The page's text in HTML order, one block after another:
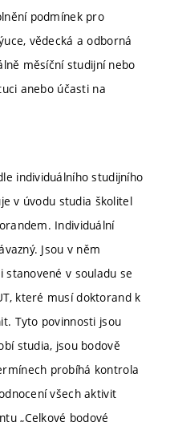
podmínek pro
vědecká a odborná
měsíční studijní nebo
anebo účasti na
individuálního studijního
v úvodu studia školitel
Individuální
Jsou v něm
stanovené v souladu se
které musí doktorand k
Tyto povinnosti jsou
studia, jsou bodově
probíhá kontrola
všech aktivit
„Celkové bodové